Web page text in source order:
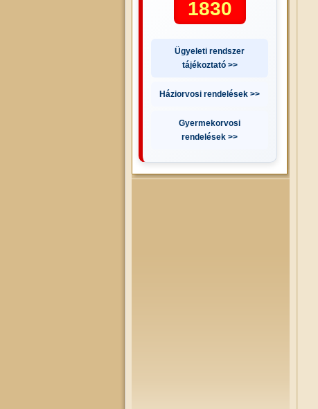
1830
Ügyeleti rendszer
tájékoztató >>
Háziorvosi rendelések >>
Gyermekorvosi
rendelések >>